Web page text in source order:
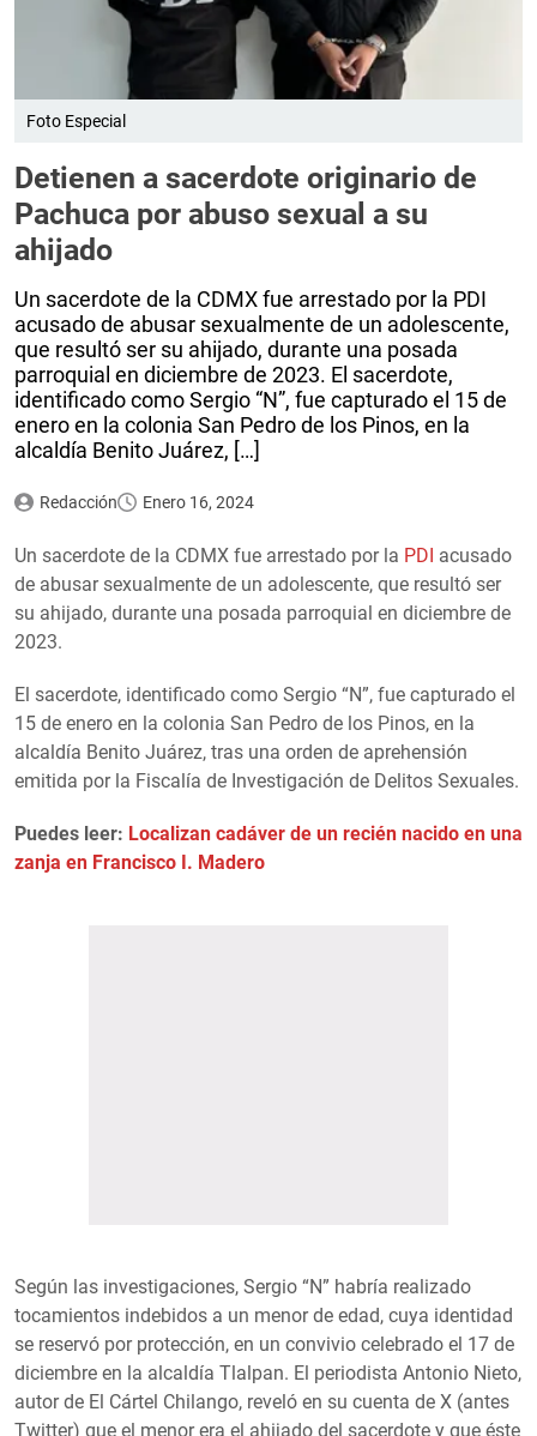
Foto Especial
Detienen a sacerdote originario de
Pachuca por abuso sexual a su
ahijado
Un sacerdote de la CDMX fue arrestado por la PDI
acusado de abusar sexualmente de un adolescente,
que resultó ser su ahijado, durante una posada
parroquial en diciembre de 2023. El sacerdote,
identificado como Sergio “N”, fue capturado el 15 de
enero en la colonia San Pedro de los Pinos, en la
alcaldía Benito Juárez, […]
Redacción Enero 16, 2024
Un sacerdote de la CDMX fue arrestado por la PDI acusado
de abusar sexualmente de un adolescente, que resultó ser
su ahijado, durante una posada parroquial en diciembre de
2023.
El sacerdote, identificado como Sergio “N”, fue capturado el
15 de enero en la colonia San Pedro de los Pinos, en la
alcaldía Benito Juárez, tras una orden de aprehensión
emitida por la Fiscalía de Investigación de Delitos Sexuales.
Puedes leer: Localizan cadáver de un recién nacido en una
zanja en Francisco I. Madero
Según las investigaciones, Sergio “N” habría realizado
tocamientos indebidos a un menor de edad, cuya identidad
se reservó por protección, en un convivio celebrado el 17 de
diciembre en la alcaldía Tlalpan. El periodista Antonio Nieto,
autor de El Cártel Chilango, reveló en su cuenta de X (antes
Twitter) que el menor era el ahijado del sacerdote y que éste